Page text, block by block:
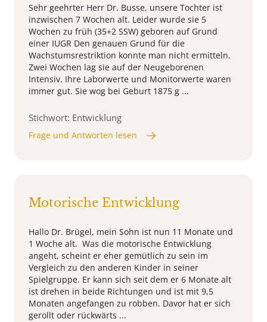
Sehr geehrter Herr Dr. Busse, unsere Tochter ist
inzwischen 7 Wochen alt. Leider wurde sie 5
Wochen zu früh (35+2 SSW) geboren auf Grund
einer IUGR Den genauen Grund für die
Wachstumsrestriktion konnte man nicht ermitteln.
Zwei Wochen lag sie auf der Neugeborenen
Intensiv. Ihre Laborwerte und Monitorwerte waren
immer gut. Sie wog bei Geburt 1875 g ...
Stichwort: Entwicklung
Frage und Antworten lesen
Motorische Entwicklung
Hallo Dr. Brügel, mein Sohn ist nun 11 Monate und
1 Woche alt. Was die motorische Entwicklung
angeht, scheint er eher gemütlich zu sein im
Vergleich zu den anderen Kinder in seiner
Spielgruppe. Er kann sich seit dem er 6 Monate alt
ist drehen in beide Richtungen und ist mit 9,5
Monaten angefangen zu robben. Davor hat er sich
gerollt oder rückwärts ...